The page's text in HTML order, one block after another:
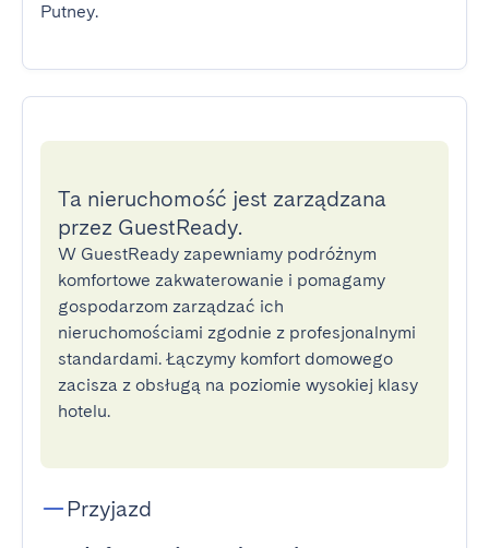
Putney.
Ta nieruchomość jest zarządzana
przez GuestReady.
W GuestReady zapewniamy podróżnym
komfortowe zakwaterowanie i pomagamy
gospodarzom zarządzać ich
nieruchomościami zgodnie z profesjonalnymi
standardami. Łączymy komfort domowego
zacisza z obsługą na poziomie wysokiej klasy
hotelu.
Przyjazd